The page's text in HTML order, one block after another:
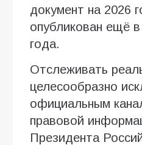
документ на 2026
опубликован ещё
года.
Отслеживать
целесообразно
официальным
правовой
Президента